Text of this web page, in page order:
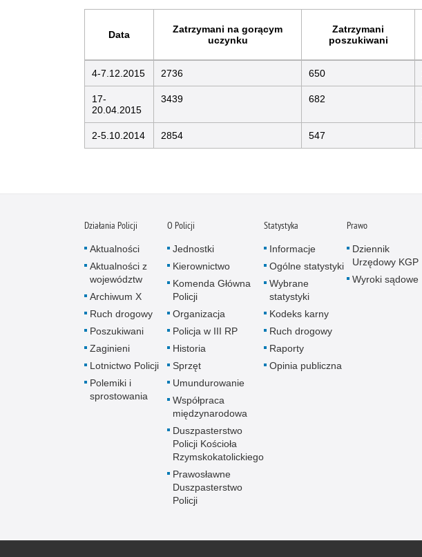
Data
Zatrzymani na gorącym
uczynku
Zatrzymani
poszukiwani
4-7.12.2015 2736 650
17-
20.04.2015
3439 682
2-5.10.2014 2854 547
Działania Policji
Aktualności
Aktualności z
województw
Archiwum X
Ruch drogowy
Poszukiwani
Zaginieni
Lotnictwo Policji
Polemiki i
sprostowania
O Policji
Jednostki
Kierownictwo
Komenda Główna
Policji
Organizacja
Policja w III RP
Historia
Sprzęt
Umundurowanie
Współpraca
międzynarodowa
Duszpasterstwo
Policji Kościoła
Rzymskokatolickiego
Prawosławne
Duszpasterstwo
Policji
Statystyka
Informacje
Ogólne statystyki
Wybrane
statystyki
Kodeks karny
Ruch drogowy
Raporty
Opinia publiczna
Prawo
Dziennik
Urzędowy KGP
Wyroki sądowe